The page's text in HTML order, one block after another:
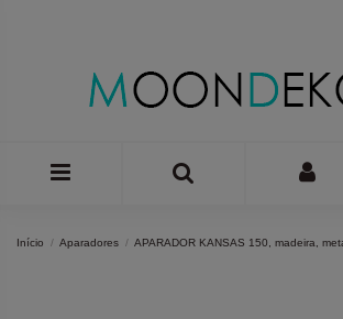
Início Aparadores APARADOR KANSAS 150, madeira,